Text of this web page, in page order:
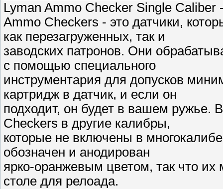
Lyman Ammo Checker Single Caliber
Ammo Checkers - это датчики,
как перезагруженных, так и
заводских патронов. Они
с помощью специального
инструментария для допусков
картридж в датчик, и если он
подходит, он будет в вашем ружье.
Checkers в другие калибры,
которые не включены в
обозначен и анодирован
ярко-оранжевым цветом, так что
столе для релоада.